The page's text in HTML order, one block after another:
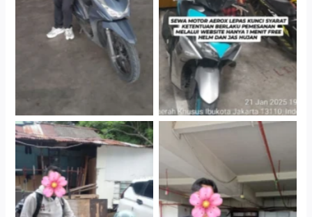
Gedung Parkir P6A
Gedung Parkir P6A